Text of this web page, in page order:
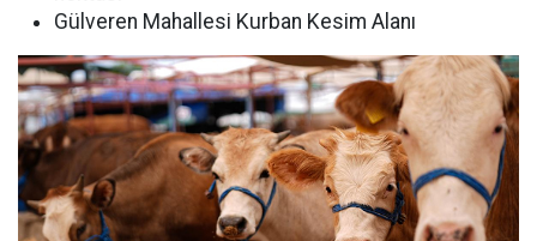
Gülveren Mahallesi Kurban Kesim Alanı